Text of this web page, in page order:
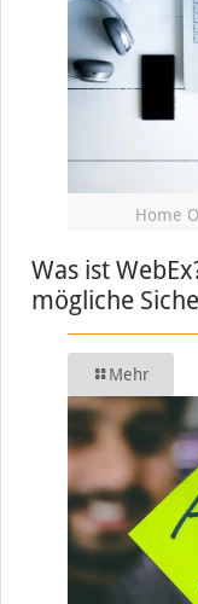
Home
Was ist
mögliche
Mehr